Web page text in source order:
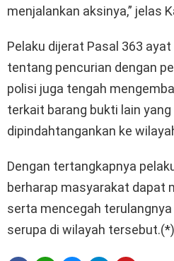
menjalankan aksinya,” jelas
Pelaku dijerat Pasal 363 ayat
tentang pencurian dengan
polisi juga tengah
terkait barang bukti lain
dipindahtangankan ke
Dengan tertangkapnya
berharap masyarakat dapat
serta mencegah
serupa di wilayah tersebut.(*)